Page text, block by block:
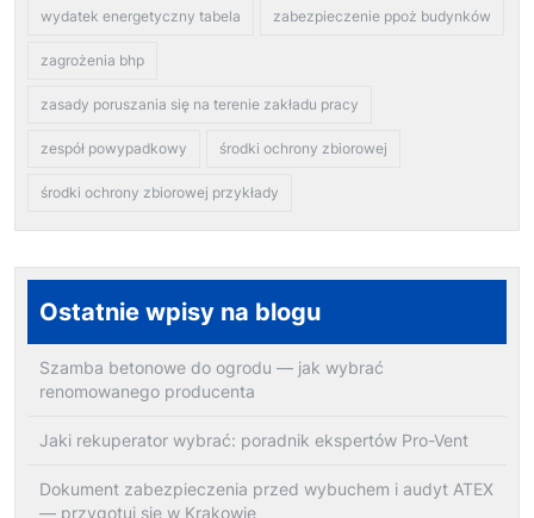
wydatek energetyczny tabela zabezpieczenie ppoż budynków
zagrożenia bhp
zasady poruszania się na terenie zakładu pracy
zespół powypadkowy środki ochrony zbiorowej
środki ochrony zbiorowej przykłady
Ostatnie wpisy na blogu
Szamba betonowe do ogrodu — jak wybrać
renomowanego producenta
Jaki rekuperator wybrać: poradnik ekspertów Pro-Vent
Dokument zabezpieczenia przed wybuchem i audyt ATEX
— przygotuj się w Krakowie